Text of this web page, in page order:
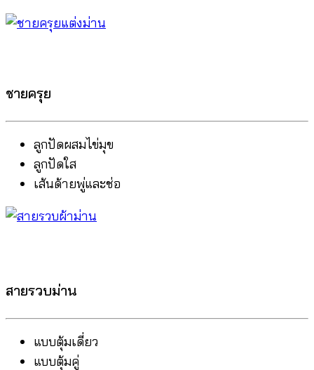
ชายครุย
ลูกปัดผสมไข่มุข
ลูกปัดใส
เส้นด้ายพู่และช่อ
สายรวบม่าน
แบบตุ้มเดี่ยว
แบบตุ้มคู่